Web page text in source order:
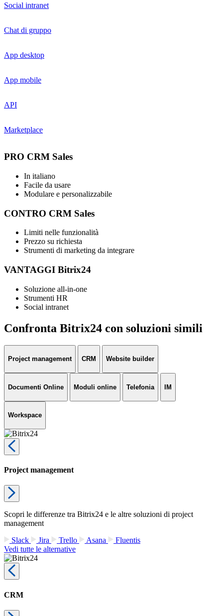
Social intranet
Chat di gruppo
App desktop
App mobile
API
Marketplace
PRO CRM Sales
In italiano
Facile da usare
Modulare e personalizzabile
CONTRO CRM Sales
Limiti nelle funzionalità
Prezzo su richiesta
Strumenti di marketing da integrare
VANTAGGI Bitrix24
Soluzione all-in-one
Strumenti HR
Social intranet
Confronta Bitrix24 con soluzioni simili
Project management CRM Website builder
Documenti Online Moduli online Telefonia IM
Workspace
Project management
Scopri le differenze tra Bitrix24 e le altre soluzioni di project
management
Slack
Jira Trello Asana
Fluentis
Vedi tutte le alternative
CRM